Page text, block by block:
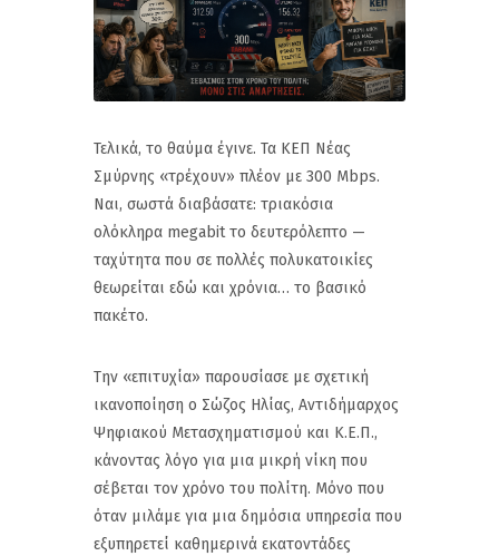
Τελικά, το θαύμα έγινε. Τα ΚΕΠ Νέας
Σμύρνης «τρέχουν» πλέον με 300 Mbps.
Ναι, σωστά διαβάσατε: τριακόσια
ολόκληρα megabit το δευτερόλεπτο —
ταχύτητα που σε πολλές πολυκατοικίες
θεωρείται εδώ και χρόνια… το βασικό
πακέτο.
Την «επιτυχία» παρουσίασε με σχετική
ικανοποίηση ο Σώζος Ηλίας, Αντιδήμαρχος
Ψηφιακού Μετασχηματισμού και Κ.Ε.Π.,
κάνοντας λόγο για μια μικρή νίκη που
σέβεται τον χρόνο του πολίτη. Μόνο που
όταν μιλάμε για μια δημόσια υπηρεσία που
εξυπηρετεί καθημερινά εκατοντάδες